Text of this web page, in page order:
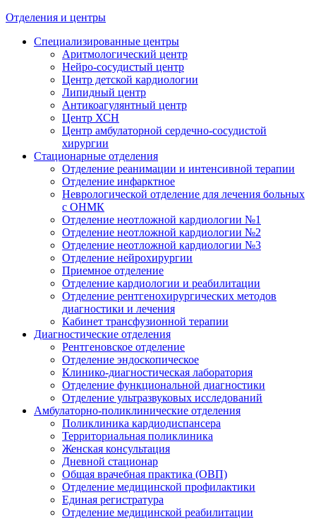
Отделения и центры
Специализированные центры
Аритмологический центр
Нейро-сосудистый центр
Центр детской кардиологии
Липидный центр
Антикоагулянтный центр
Центр ХСН
Центр амбулаторной сердечно-сосудистой
хирургии
Стационарные отделения
Отделение реанимации и интенсивной терапии
Отделение инфарктное
Неврологической отделение для лечения больных
с ОНМК
Отделение неотложной кардиологии №1
Отделение неотложной кардиологии №2
Отделение неотложной кардиологии №3
Отделение нейрохирургии
Приемное отделение
Отделение кардиологии и реабилитации
Отделение рентгенохирургических методов
диагностики и лечения
Кабинет трансфузионной терапии
Диагностические отделения
Рентгеновское отделение
Отделение эндоскопическое
Клинико-диагностическая лаборатория
Отделение функциональной диагностики
Отделение ультразвуковых исследований
Амбулаторно-поликлинические отделения
Поликлиника кардиодиспансера
Территориальная поликлиника
Женская консультация
Дневной стационар
Общая врачебная практика (ОВП)
Отделение медицинской профилактики
Единая регистратура
Отделение медицинской реабилитации